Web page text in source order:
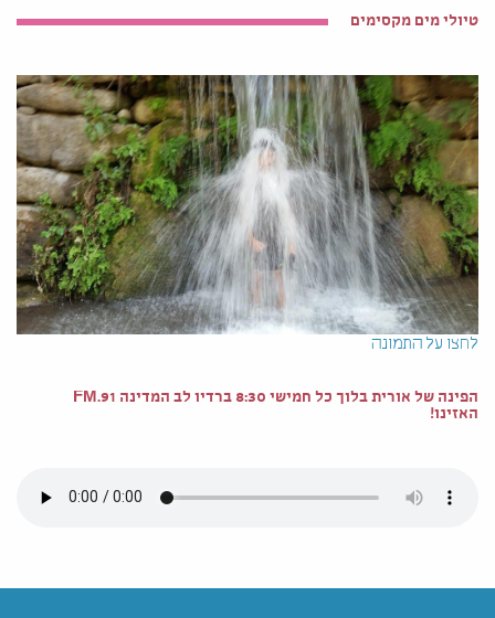
טיולי מים מקסימים
לחצו על התמונה
הפינה של אורית בלוך כל חמישי 8:30 ברדיו לב המדינה 91.FM
האזינו!